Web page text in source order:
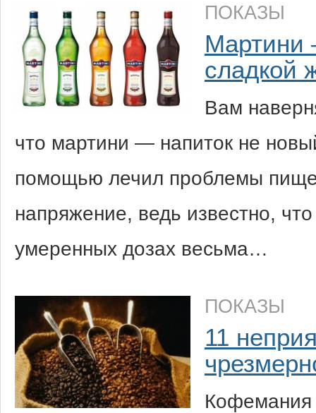
ПОКАЗЫ
Мартини
сладкой
Вам
что мартини — напиток не
помощью лечил проблемы
напряжение, ведь известно,
умеренных дозах весьма…
ПОКАЗЫ
11
Кофемания